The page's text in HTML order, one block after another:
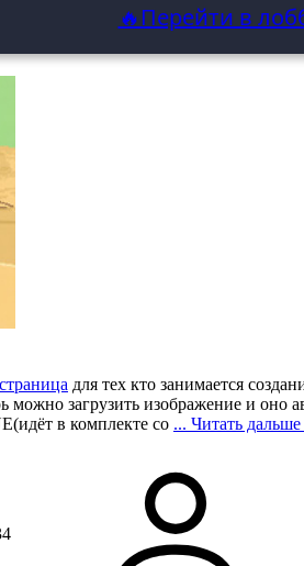
🔥Перейти в
для тех кто занимается
можно загрузить изображение и оно
в комплекте со ... Читать дальше